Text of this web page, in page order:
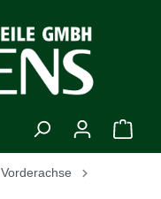
Vorderachse